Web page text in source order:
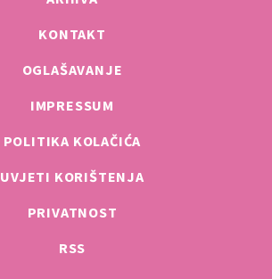
KONTAKT
OGLAŠAVANJE
IMPRESSUM
POLITIKA KOLAČIĆA
UVJETI KORIŠTENJA
PRIVATNOST
RSS